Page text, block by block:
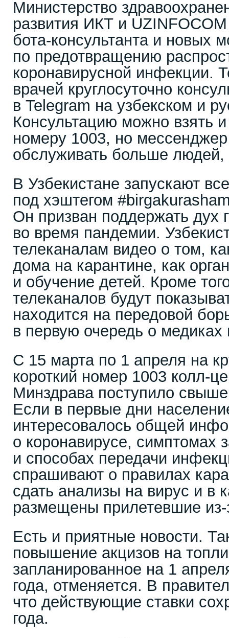
Министерство
развития ИКТ и
бота-консультанта и новых
по предотвращению
коронавирусной инфекции.
врачей круглосуточно
в Telegram на узбекском и
Консультацию можно взять
номеру 1003, но
обслуживать больше людей,
В Узбекистане запускают
под хэштегом
Он призван поддержать дух
во время пандемии.
телеканалам видео о том,
дома на карантине, как
и обучение детей. Кроме
телеканалов будут
находится на передовой
в первую очередь о медиках
С 15 марта по 1 апреля на
короткий номер 1003 колл-
Минздрава поступило
Если в первые дни
интересовалось общей
о коронавирусе, симптомах
и способах передачи
спрашивают о правилах
сдать анализы на вирус и в
размещены прилетевшие
Есть и приятные новости.
повышение акцизов на
запланированное на 1
года, отменяется. В
что действующие ставки
года.